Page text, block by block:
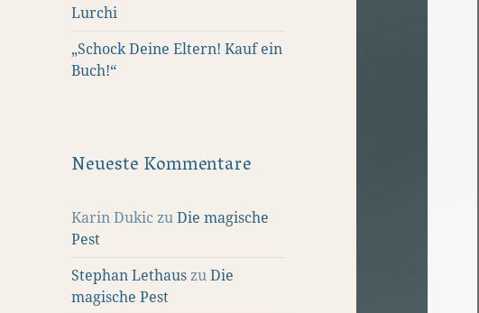
Lurchi
„Schock Deine Eltern! Kauf ein
Buch!“
Neueste Kommentare
Karin DukiczuDie magische
Pest
Stephan LethauszuDie
magische Pest